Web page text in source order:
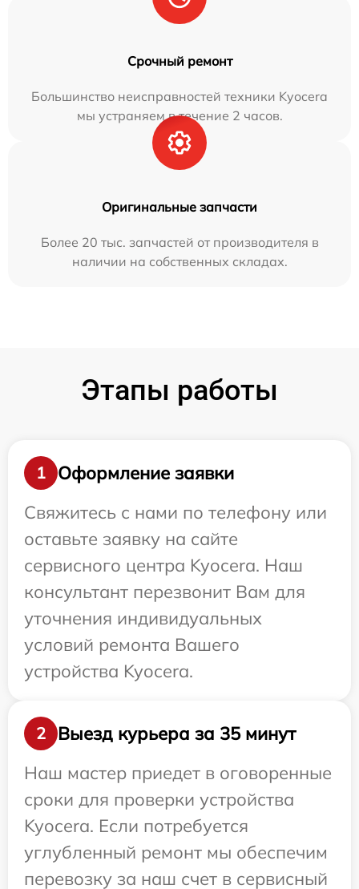
Срочный ремонт
Большинство неисправностей техники Kyocera
мы устраняем в течение 2 часов.
Оригинальные запчасти
Более 20 тыс. запчастей от производителя в
наличии на собственных складах.
Этапы работы
1
Оформление заявки
Свяжитесь с нами по телефону или
оставьте заявку на сайте
сервисного центра Kyocera. Наш
консультант перезвонит Вам для
уточнения индивидуальных
условий ремонта Вашего
устройства Kyocera.
2
Выезд курьера за 35 минут
Наш мастер приедет в оговоренные
сроки для проверки устройства
Kyocera. Если потребуется
углубленный ремонт мы обеспечим
перевозку за наш счет в сервисный